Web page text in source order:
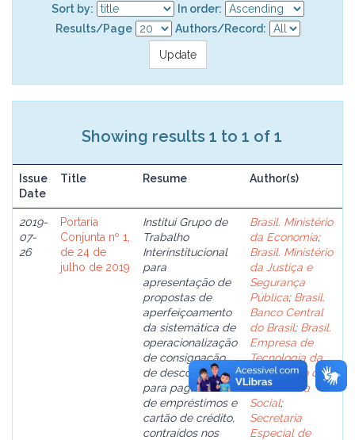
Sort by:
In order:
Results/Page
Authors/Record:
Showing results 1 to 1 of 1
Issue
Date
Title Resume Author(s)
2019-
07-
26
Portaria
Conjunta nº 1,
de 24 de
julho de 2019
Institui Grupo de
Trabalho
Interinstitucional
para
apresentação de
propostas de
aperfeiçoamento
da sistemática de
operacionalização
de consignação
de descontos
para pagamento
de empréstimos e
cartão de crédito,
contraídos nos
Brasil. Ministério
da Economia;
Brasil. Ministério
da Justiça e
Segurança
Pública; Brasil.
Banco Central
do Brasil; Brasil.
Empresa de
Tecnologia da
Informação da
Previdência
Social;
Secretaria
Especial de